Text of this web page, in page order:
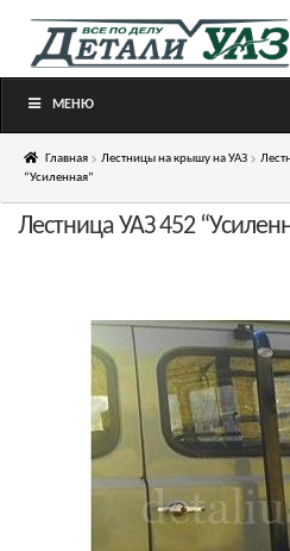
Перейти
Перейти
МЕНЮ
Главная Лестницы на крышу на УАЗ
“Усиленная”
Лестница УАЗ 452